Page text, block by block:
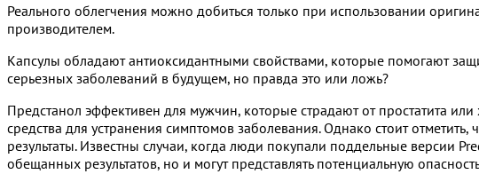
Реального облегчения можно добиться только при использовании
производителем.
Капсулы обладают антиоксидантными свойствами, которые помогают
серьезных заболеваний в будущем, но правда это или ложь?
Предстанол эффективен для мужчин, которые страдают от простатита
средства для устранения симптомов заболевания. Однако стоит
результаты. Известны случаи, когда люди покупали поддельные версии
обещанных результатов, но и могут представлять потенциальную